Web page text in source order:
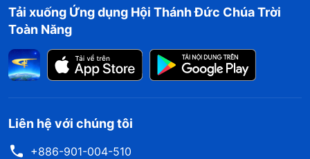
Tải xuống Ứng dụng Hội Thánh Đức Chúa Trời
Toàn Năng
Liên hệ với chúng tôi
+886-901-004-510